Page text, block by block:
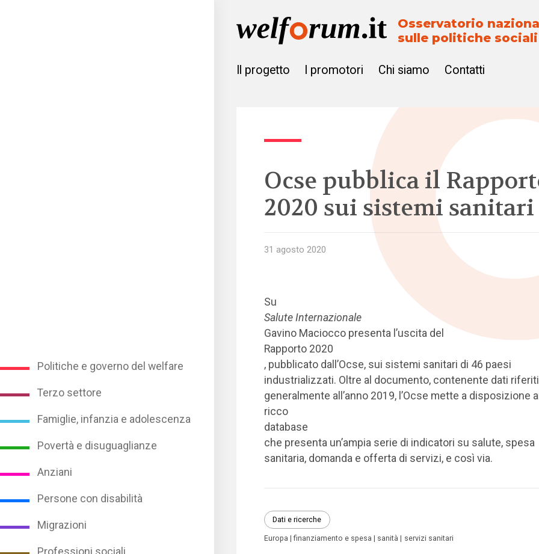
Politiche e governo del welfare
Terzo settore
Famiglie, infanzia e adolescenza
Povertà e disuguaglianze
Anziani
Persone con disabilità
Migrazioni
Osservatorio
sulle politiche sociali
Il progetto I promotori Chi siamo Contatti
Ocse pubblica il
2020 sui sistemi sanitari
31 agosto 2020
Su
Salute Internazionale
Gavino Maciocco presenta l’uscita del
Rapporto 2020
, pubblicato dall’Ocse, sui sistemi sanitari di 46 paesi
industrializzati. Oltre al documento, contenente dati riferiti
generalmente all’anno 2019, l’Ocse mette a disposizione
ricco
database
che presenta un’ampia serie di indicatori su salute, spesa
sanitaria, domanda e offerta di servizi, e così via.
Dati e ricerche
Europa finanziamento e spesa sanità servizi sanitari